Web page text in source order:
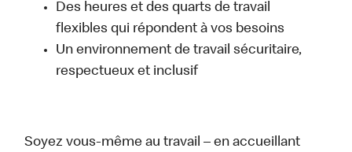
Des heures et des quarts de travail
flexibles qui répondent à vos besoins
Un environnement de travail sécuritaire,
respectueux et inclusif
Soyez vous-même au travail – en accueillant